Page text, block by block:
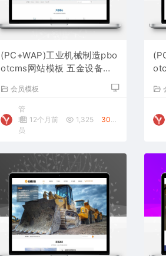
(PC+WAP)工业机械制造pbo
otcms网站模板 五金设备网
会员模板
管
理
员
12个月前 1,325 30￥